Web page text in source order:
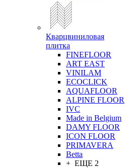
Кварцвиниловая
плитка
FINEFLOOR
ART EAST
VINILAM
ECOCLICK
AQUAFLOOR
ALPINE FLOOR
IVC
Made in Belgium
DAMY FLOOR
ICON FLOOR
PRIMAVERA
Betta
+ ЕЩЕ 2